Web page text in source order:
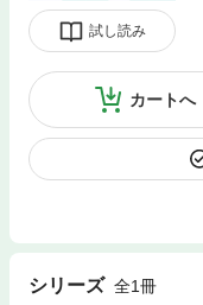
試し読み
カートへ
シリーズ 全1冊